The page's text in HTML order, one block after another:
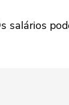
salários